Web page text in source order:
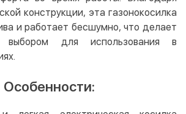
конструкции, эта газонокосилка
и работает бесшумно, что делает
для использования в
Особенности: